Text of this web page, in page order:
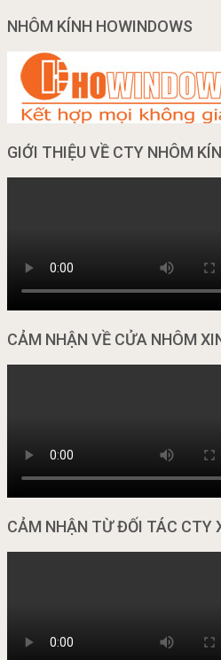
NHÔM KÍNH HOWINDOWS
GIỚI THIỆU VỀ CTY NHÔM
CẢM NHẬN VỀ CỬA NHÔM
CẢM NHẬN TỪ ĐỐI TÁC CTY